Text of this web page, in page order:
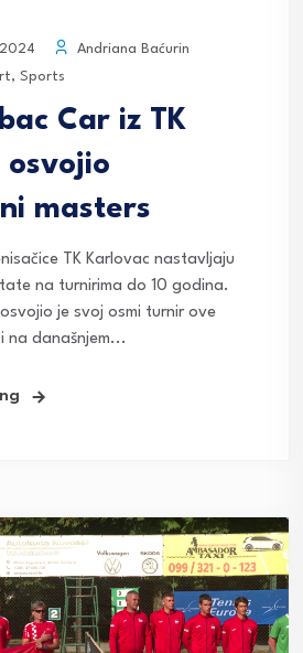
Andriana Baćurin
, Sports
Car iz TK
osvojio
masters
TK Karlovac nastavljaju
na turnirima do 10 godina.
je svoj osmi turnir ove
na današnjem...